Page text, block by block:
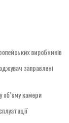
виробників
заправлені
об’єму камери